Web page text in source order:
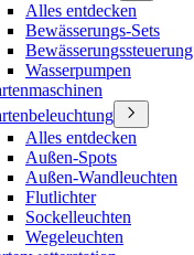
Alles entdecken
Bewässerungs-Sets
Bewässerungssteuerung
Wasserpumpen
Alles entdecken
Außen-Spots
Außen-Wandleuchten
Flutlichter
Sockelleuchten
Wegeleuchten